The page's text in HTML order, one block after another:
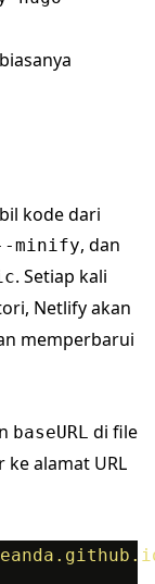
kode dari
minify, dan
. Setiap kali
Netlify akan
memperbarui
baseURL di file
alamat URL